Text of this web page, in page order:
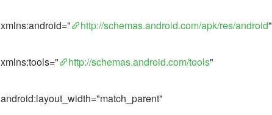
xmlns:android=" http://schemas.android.com/apk/res/android"
xmlns:tools=" http://schemas.android.com/tools"
android:layout_width="match_parent"